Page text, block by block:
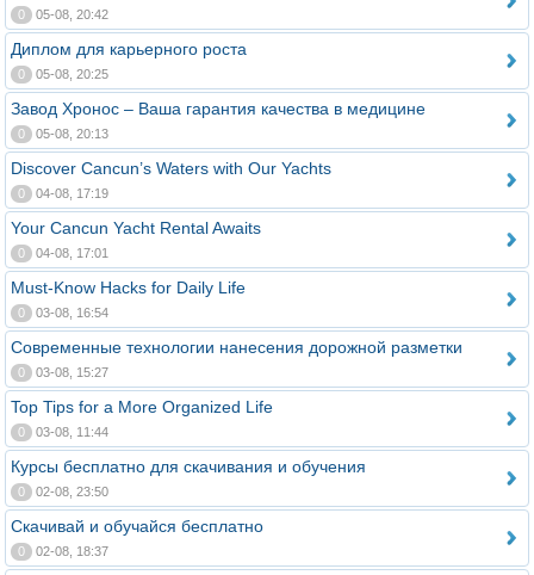
0 05-08, 20:42
Диплом для карьерного роста
0 05-08, 20:25
Завод Хронос – Ваша гарантия качества в медицине
0 05-08, 20:13
Discover Cancun’s Waters with Our Yachts
0 04-08, 17:19
Your Cancun Yacht Rental Awaits
0 04-08, 17:01
Must-Know Hacks for Daily Life
0 03-08, 16:54
Современные технологии нанесения дорожной разметки
0 03-08, 15:27
Top Tips for a More Organized Life
0 03-08, 11:44
Курсы бесплатно для скачивания и обучения
0 02-08, 23:50
Скачивай и обучайся бесплатно
0 02-08, 18:37